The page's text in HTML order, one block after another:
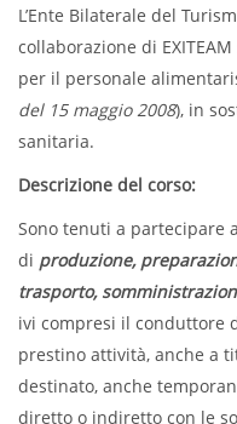
L’Ente Bilaterale del
collaborazione di
per il personale
del 15 maggio 2008), in
sanitaria.
Descrizione del corso:
Sono tenuti a partecipare
di produzione,
trasporto,
ivi compresi il conduttore
prestino attività, anche a
destinato, anche
diretto o indiretto con le